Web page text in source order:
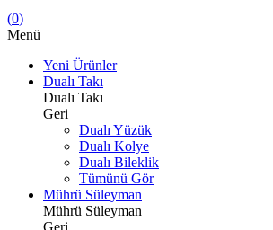
(0)
Menü
Yeni Ürünler
Dualı Takı
Dualı Takı
Geri
Dualı Yüzük
Dualı Kolye
Dualı Bileklik
Tümünü Gör
Mührü Süleyman
Mührü Süleyman
Geri